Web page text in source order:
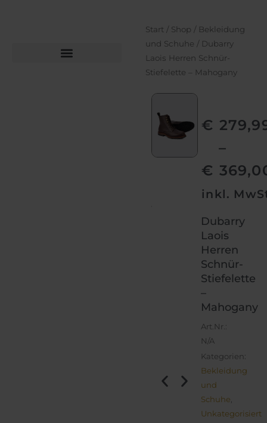
Start / Shop / Bekleidung
und Schuhe / Dubarry
Laois Herren Schnür-
Stiefelette – Mahogany
Stiefelette
Dubarry
Laois
Stiefelette
€
–
€
inkl.
Dubarry
Laois
Herren
Schnür-
Stiefelette
–
Mahogany
Art.Nr.:
N/A
Kategorien:
Bekleidung
und
Schuhe
Unkategorisiert